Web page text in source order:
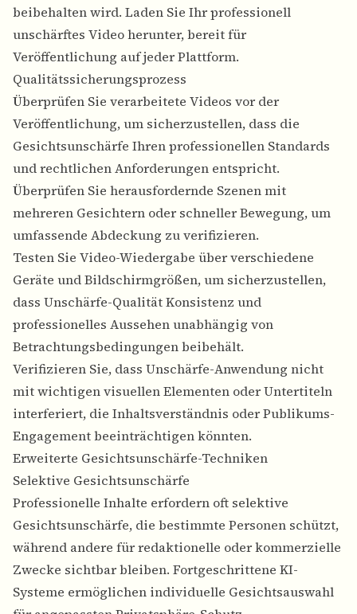
beibehalten wird. Laden Sie Ihr professionell
unschärftes Video herunter, bereit für
Veröffentlichung auf jeder Plattform.
Qualitätssicherungsprozess
Überprüfen Sie verarbeitete Videos vor der
Veröffentlichung, um sicherzustellen, dass die
Gesichtsunschärfe Ihren professionellen Standards
und rechtlichen Anforderungen entspricht.
Überprüfen Sie herausfordernde Szenen mit
mehreren Gesichtern oder schneller Bewegung, um
umfassende Abdeckung zu verifizieren.
Testen Sie Video-Wiedergabe über verschiedene
Geräte und Bildschirmgrößen, um sicherzustellen,
dass Unschärfe-Qualität Konsistenz und
professionelles Aussehen unabhängig von
Betrachtungsbedingungen beibehält.
Verifizieren Sie, dass Unschärfe-Anwendung nicht
mit wichtigen visuellen Elementen oder Untertiteln
interferiert, die Inhaltsverständnis oder Publikums-
Engagement beeinträchtigen könnten.
Erweiterte Gesichtsunschärfe-Techniken
Selektive Gesichtsunschärfe
Professionelle Inhalte erfordern oft selektive
Gesichtsunschärfe, die bestimmte Personen schützt,
während andere für redaktionelle oder kommerzielle
Zwecke sichtbar bleiben. Fortgeschrittene KI-
Systeme ermöglichen individuelle Gesichtsauswahl